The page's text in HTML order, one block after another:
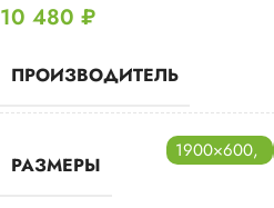
10 480 ₽
ПРОИЗВОДИТЕЛЬ
РАЗМЕРЫ
1900×600,